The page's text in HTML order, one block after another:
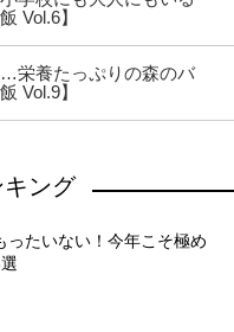
Vol.6】
…栄養たっぷりの森のバ
Vol.9】
キング
ったいない！今年こそ極め